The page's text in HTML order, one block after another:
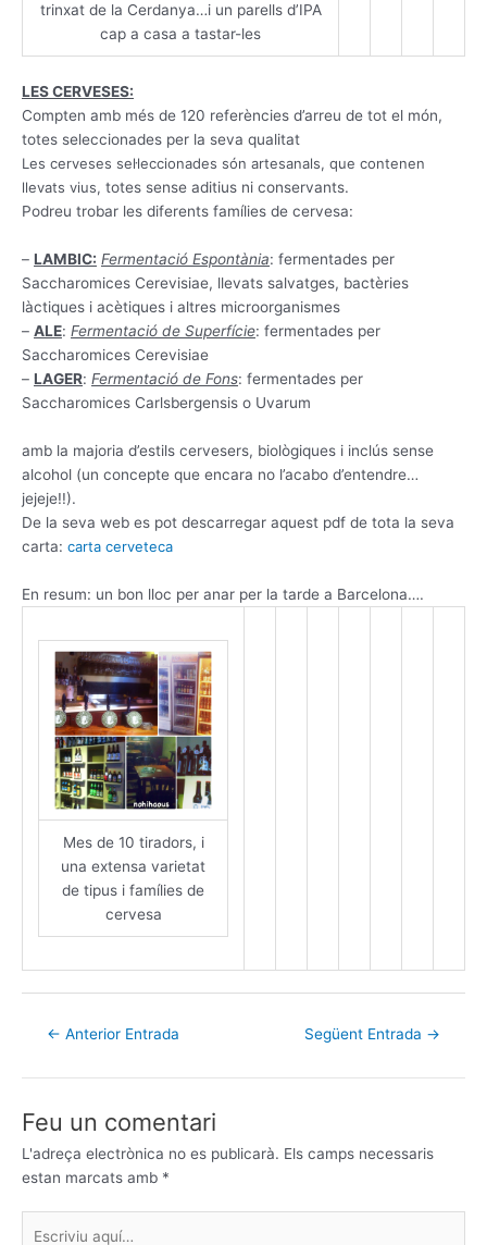
trinxat de la Cerdanya…i un parells d’IPA
cap a casa a tastar-les
LES CERVESES:
Compten amb més de 120 referències d’arreu de tot el món,
totes seleccionades per la seva qualitat
Les cerveses sel·leccionades són artesanals, que contenen
llevats vius, totes sense aditius ni conservants.
Podreu trobar les diferents famílies de cervesa:
– LAMBIC: Fermentació Espontània: fermentades per
Saccharomices Cerevisiae, llevats salvatges, bactèries
làctiques i acètiques i altres microorganismes
– ALE: Fermentació de Superfície: fermentades per
Saccharomices Cerevisiae
– LAGER: Fermentació de Fons: fermentades per
Saccharomices Carlsbergensis o Uvarum
amb la majoria d’estils cervesers, biològiques i inclús sense
alcohol (un concepte que encara no l’acabo d’entendre…
jejeje!!).
De la seva web es pot descarregar aquest pdf de tota la seva
carta: carta cerveteca
En resum: un bon lloc per anar per la tarde a Barcelona….
Mes de 10 tiradors, i
una extensa varietat
de tipus i famílies de
cervesa
← Anterior Entrada Següent Entrada →
Feu un comentari
L'adreça electrònica no es publicarà. Els camps necessaris
estan marcats amb *